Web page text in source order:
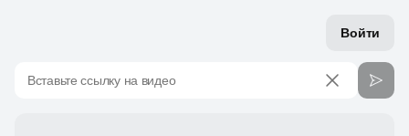
Войти
Вставьте ссылку на видео